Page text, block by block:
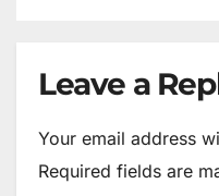
Leave a
Your email address
Required fields are